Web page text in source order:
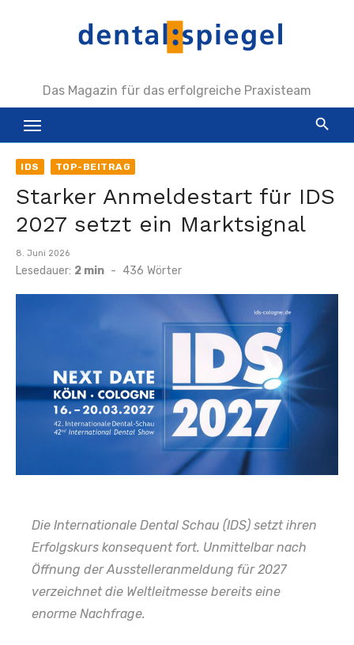
Das Magazin für das erfolgreiche Praxisteam
IDS TOP-BEITRAG
Starker Anmeldestart für IDS
2027 setzt ein Marktsignal
Veröffentlicht
am
8. Juni 2026
Lesedauer: 2 min - 436 Wörter
Die Internationale Dental Schau (IDS) setzt ihren
Erfolgskurs konsequent fort. Unmittelbar nach
Öffnung der Ausstelleranmeldung für 2027
verzeichnet die Weltleitmesse bereits eine
enorme Nachfrage.